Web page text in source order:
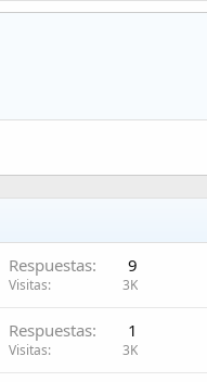
Respuestas 9
Visitas 3K
Respuestas 1
Visitas 3K